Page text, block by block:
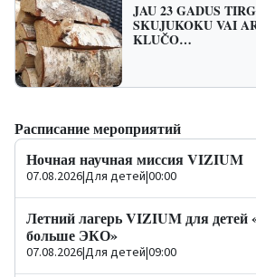
JAU 23 GADUS
SKUJUKOKU VAI
KLUČO…
Расписание мероприятий
Ночная научная миссия VIZIUM
07.08.2026|Для детей|00:00
Летний лагерь VIZIUM для
больше ЭКО»
07.08.2026|Для детей|09:00